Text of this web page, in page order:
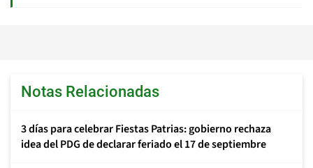
Notas Relacionadas
3 días para celebrar Fiestas Patrias: gobierno rechaza
idea del PDG de declarar feriado el 17 de septiembre